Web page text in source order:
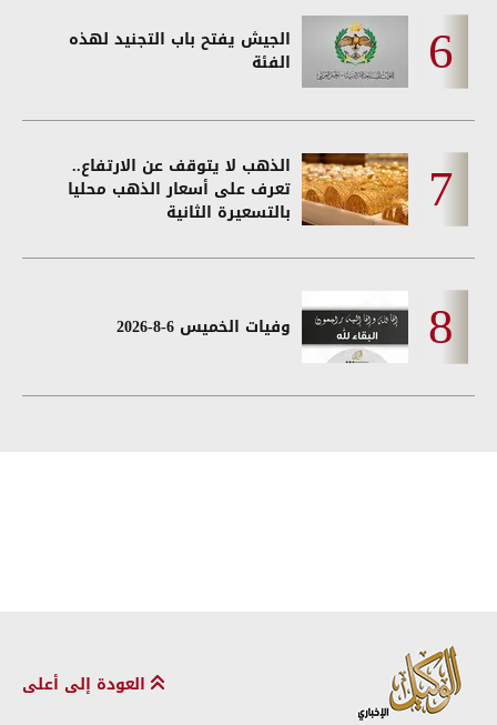
الجيش يفتح باب التجنيد لهذه
الفئة
الذهب لا يتوقف عن الارتفاع..
تعرف على أسعار الذهب محليا
بالتسعيرة الثانية
وفيات الخميس 6-8-2026
العودة إلى أعلى